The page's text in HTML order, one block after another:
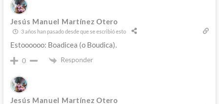
Jesús Manuel Martínez Otero
3 años han pasado desde que se escribió esto
Estoooooo: Boadicea (o Boudica).
0 Responder
Jesús Manuel Martínez Otero